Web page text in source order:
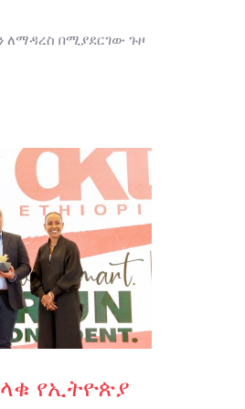
ለማዳረስ በሚያደርገው ጉዞ
የኢትዮጵያ